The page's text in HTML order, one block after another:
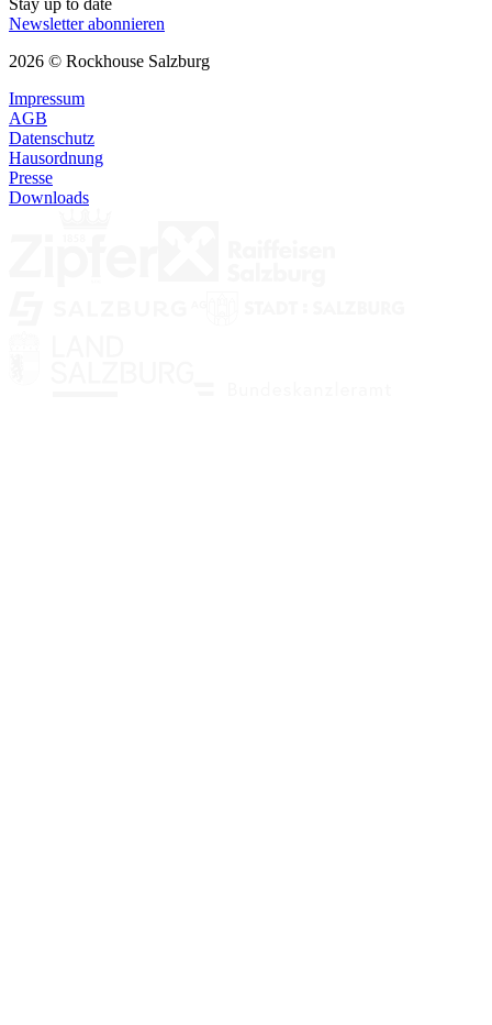
Stay up to date
Newsletter abonnieren
2026 © Rockhouse Salzburg
Impressum
AGB
Datenschutz
Hausordnung
Presse
Downloads